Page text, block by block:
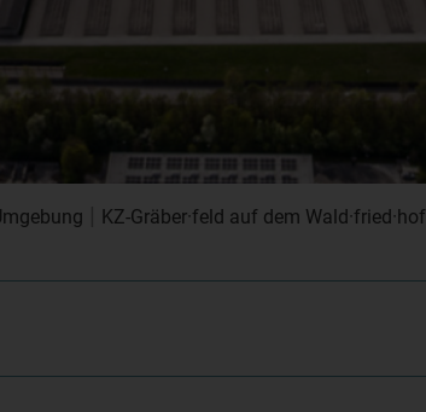
KZ-Gräber·feld auf dem Wald·fried·hof